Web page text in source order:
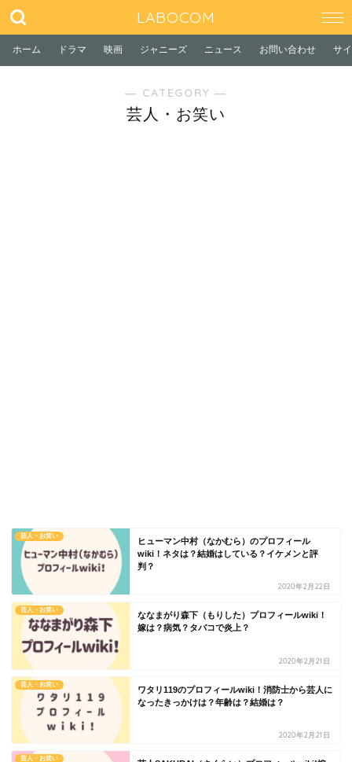
LABOCOM
ホーム ドラマ 映画 ジャニーズ ニュース お問い合わせ サ
― CATEGORY ―
芸人・お笑い
芸人・お笑い
ヒューマン中村（なかむら）のプロフィール
wiki！ネタは？結婚はしている？イケメンと評
判？
2020年2月22日
芸人・お笑い
ななまがり森下（もりした）プロフィールwiki！
嫁は？病気？タバコで炎上？
2020年2月21日
芸人・お笑い
ワタリ119のプロフィールwiki！消防士から芸人に
なったきっかけは？年齢は？結婚は？
2020年2月21日
芸人・お笑い